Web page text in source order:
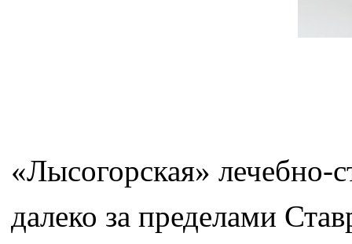
«Лысогорская» лечебно-
далеко за пределами